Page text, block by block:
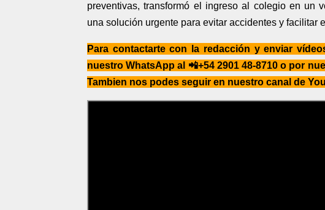
preventivas, transformó el ingreso al colegio en un
una solución urgente para evitar accidentes y facilitar
Para contactarte con la redacción y enviar
nuestro WhatsApp al 📲+54 2901 48-8710 o por
Tambien nos podes seguir en nuestro canal de